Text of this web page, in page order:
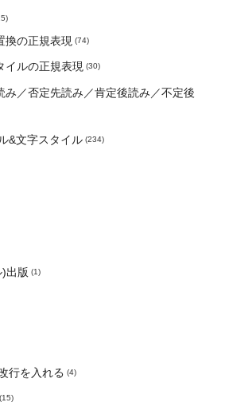
換の正規表現 (74)
イルの正規表現 (30)
み／否定先読み／肯定後読み／不定後
&文字スタイル (234)
出版 (1)
行を入れる (4)
(15)